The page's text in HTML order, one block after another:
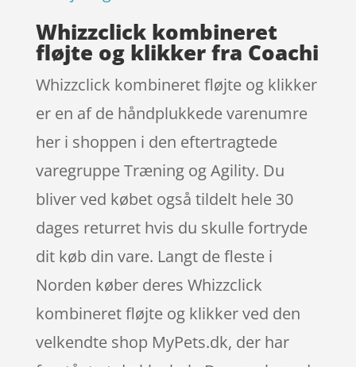
Whizzclick kombineret
fløjte og klikker fra Coachi
Whizzclick kombineret fløjte og klikker
er en af de håndplukkede varenumre
her i shoppen i den eftertragtede
varegruppe Træning og Agility. Du
bliver ved købet også tildelt hele 30
dages returret hvis du skulle fortryde
dit køb din vare. Langt de fleste i
Norden køber deres Whizzclick
kombineret fløjte og klikker ved den
velkendte shop MyPets.dk, der har